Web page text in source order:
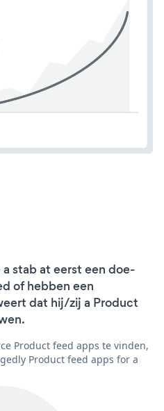
stab at eerst een doe-
of hebben een
dat hij/zij a Product
Product feed apps te vinden,
Product feed apps for a